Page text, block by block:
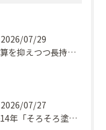
2026/07/29
予算を抑えつつ長持ち！築33年モルタル外壁と屋根の塗り替え
2026/07/27
築14年「そろそろ塗り替え時？」コケ・汚れが気になっていた神戸市北区M様邸が新築同様の美しい外観に蘇るまで